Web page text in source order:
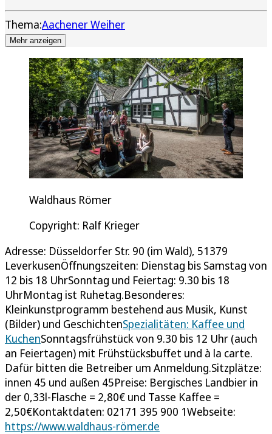
Thema:Aachener Weiher
Mehr anzeigen
Waldhaus Römer
Copyright: Ralf Krieger
Adresse: Düsseldorfer Str. 90 (im Wald), 51379
LeverkusenÖffnungszeiten: Dienstag bis Samstag von
12 bis 18 UhrSonntag und Feiertag: 9.30 bis 18
UhrMontag ist Ruhetag.Besonderes:
Kleinkunstprogramm bestehend aus Musik, Kunst
(Bilder) und GeschichtenSpezialitäten: Kaffee und
KuchenSonntagsfrühstück von 9.30 bis 12 Uhr (auch
an Feiertagen) mit Frühstücksbuffet und à la carte.
Dafür bitten die Betreiber um Anmeldung.Sitzplätze:
innen 45 und außen 45Preise: Bergisches Landbier in
der 0,33l-Flasche = 2,80€ und Tasse Kaffee =
2,50€Kontaktdaten: 02171 395 900 1Webseite:
https://www.waldhaus-römer.de